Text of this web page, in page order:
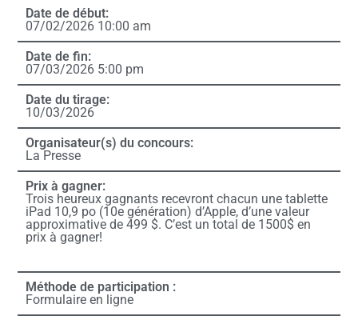
Date de début:
07/02/2026 10:00 am
Date de fin:
07/03/2026 5:00 pm
Date du tirage:
10/03/2026
Organisateur(s) du concours:
La Presse
Prix à gagner:
Trois heureux gagnants recevront chacun une tablette
iPad 10,9 po (10e génération) d’Apple, d’une valeur
approximative de 499 $. C’est un total de 1500$ en
prix à gagner!
Méthode de participation :
Formulaire en ligne